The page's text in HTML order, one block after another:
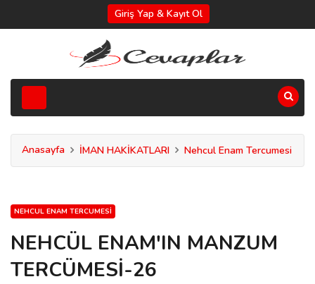
Giriş Yap & Kayıt Ol
Anasayfa İMAN HAKİKATLARI Nehcul Enam Tercumesi
NEHCUL ENAM TERCUMESI
NEHCÜL ENAM'IN MANZUM
TERCÜMESİ-26